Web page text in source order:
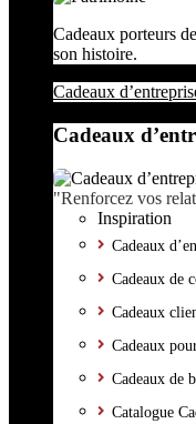
Cadeaux porteurs
son histoire.
Cadeaux
Cadeaux
"Renforcez vos
Inspiration
Cadeaux
Cadeaux de
Cadeaux
Cadeaux
Cadeaux de
Catalogue